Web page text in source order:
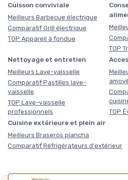
Cuisson conviviale
Meilleurs Barbecue électrique
Comparatif Grill électrique
TOP Appareil à fondue
TOP
Nettoyage et entretien
Meilleurs Lave-vaisselle
Comparatif Pastilles lave-
vaisselle
TOP Lave-vaisselle
professionnels
TOP
Cuisine extérieure et plein air
Meilleurs Braseros plancha
Comparatif Réfrigérateurs d'extérieur